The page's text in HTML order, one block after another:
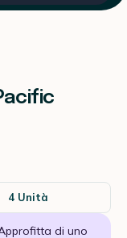
4 Unità
di uno